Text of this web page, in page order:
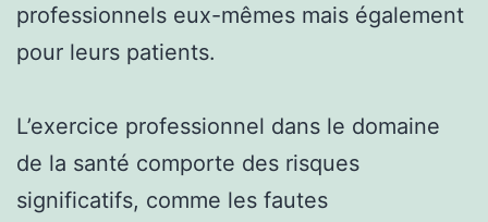
professionnels eux-mêmes mais également
pour leurs patients.
L’exercice professionnel dans le domaine
de la santé comporte des risques
significatifs, comme les fautes